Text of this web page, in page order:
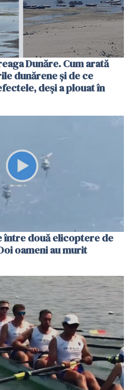
Dunăre. Cum arată
dunărene și de ce
deși a plouat în
între două elicoptere de
oameni au murit